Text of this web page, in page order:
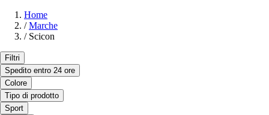
Home
/ Marche
/ Scicon
Filtri
Spedito entro 24 ore
Colore
Tipo di prodotto
Sport